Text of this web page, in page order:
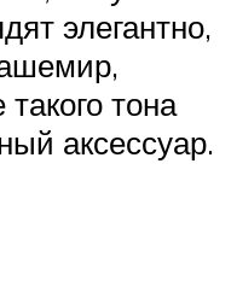
элегантно,
тона
аксессуар.